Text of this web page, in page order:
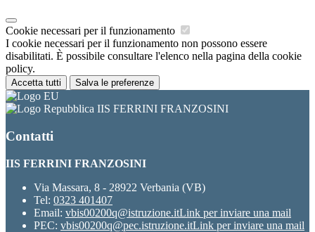
Cookie necessari per il funzionamento
I cookie necessari per il funzionamento non possono essere
disabilitati. È possibile consultare l'elenco nella pagina della cookie
policy.
Accetta tutti Salva le preferenze
IIS FERRINI FRANZOSINI
Contatti
IIS FERRINI FRANZOSINI
Via Massara, 8 - 28922 Verbania (VB)
Tel: 0323 401407
Email: vbis00200q@istruzione.itLink per inviare una mail
PEC: vbis00200q@pec.istruzione.itLink per inviare una mail